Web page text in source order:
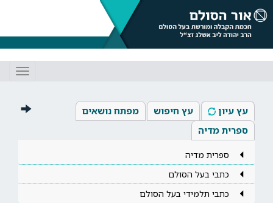
עץ עיון עץ חיפוש
מפתח נושאים
ספרית מדיה
ספרית מדיה
כתבי בעל הסולם
כתבי תלמידי בעל הסולם